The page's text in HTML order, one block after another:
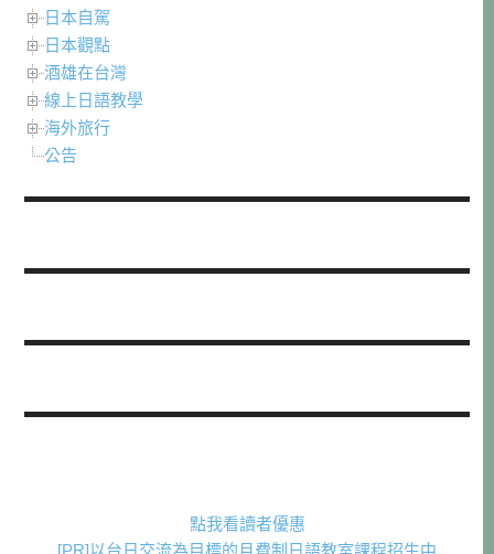
日本自駕
日本觀點
酒雄在台灣
線上日語教學
海外旅行
公告
點我看讀者優惠
[PR]以台日交流為目標的月費制日語教室課程招生中